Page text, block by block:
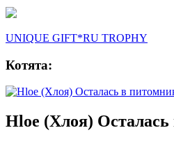
UNIQUE GIFT*RU TROPHY
Котята:
Hloe (Хлоя)